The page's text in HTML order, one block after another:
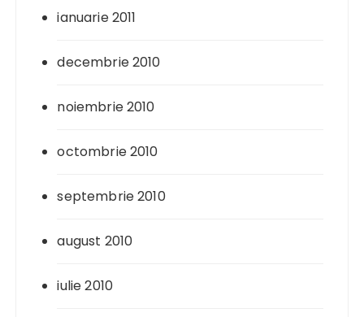
ianuarie 2011
decembrie 2010
noiembrie 2010
octombrie 2010
septembrie 2010
august 2010
iulie 2010